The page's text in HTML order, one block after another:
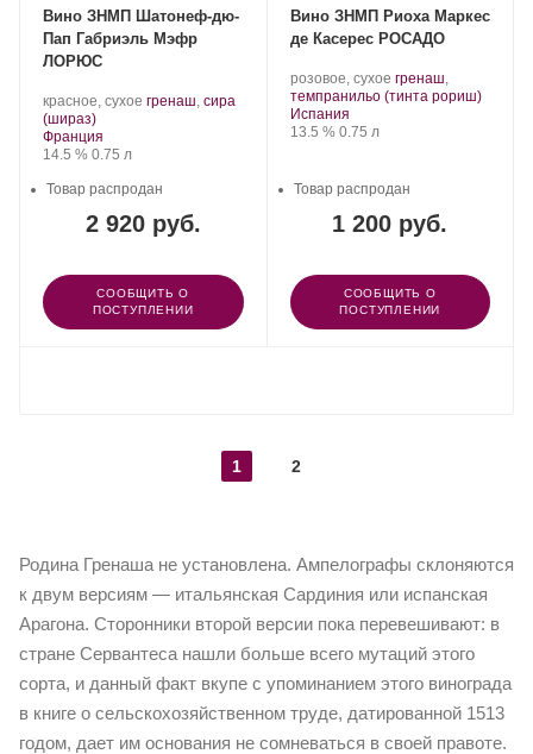
Вино ЗНМП Шатонеф-дю-
Пап Габриэль Мэфр
ЛОРЮС
красное, сухое .гренаш, сира
(шираз).
Регион:
Франция
Крепость
14.5 %. Объем
0.75 л
2 920 руб.
Товар распродан
СООБЩИТЬ О
ПОСТУПЛЕНИИ
Вино ЗНМП Риоха Маркес
де Касерес РОСАДО
розовое, сухое .
Сорт
гренаш,
темпранильо (тинта рориш).
Регион:
Испания
Крепость
13.5 %. Объем
0.75 л
1 200 руб.
Товар распродан
СООБЩИТЬ О
ПОСТУПЛЕНИИ
1 2
Родина Гренаша не установлена. Ампелографы склоняются
к двум версиям — итальянская Сардиния или испанская
Арагона. Сторонники второй версии пока перевешивают: в
стране Сервантеса нашли больше всего мутаций этого
сорта, и данный факт вкупе с упоминанием этого винограда
в книге о сельскохозяйственном труде, датированной 1513
годом, дает им основания не сомневаться в своей правоте.